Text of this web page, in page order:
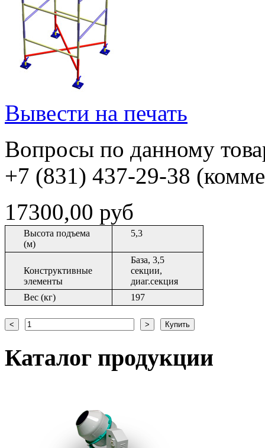
Вывести на печать
Вопросы по данному
+7 (831) 437-29-38
17300,00 руб
Высота подъема
(м)
5,3
Конструктивные
элементы
База, 3,5
секции,
диаг.секция
Вес (кг)
197
Каталог продукции